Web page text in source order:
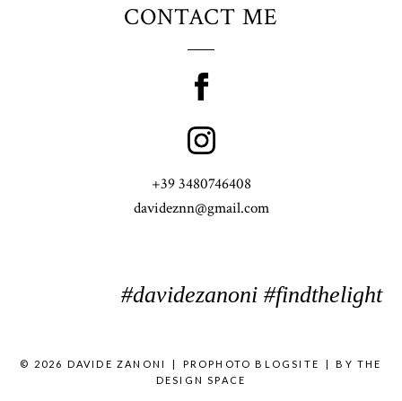
CONTACT ME
+39 3480746408
davideznn@gmail.com
#davidezanoni #findthelight
© 2026 DAVIDE ZANONI PROPHOTO BLOGSITE BYTHE
DESIGN SPACE